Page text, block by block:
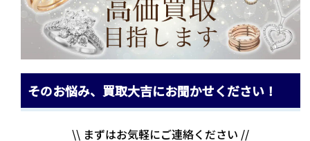
そのお悩み、買取大吉にお聞かせください！
\\ まずはお気軽にご連絡ください //